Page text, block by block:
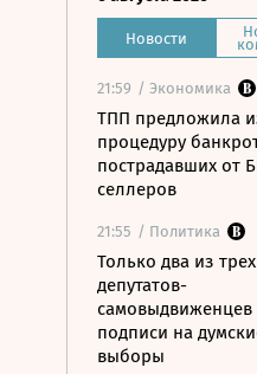
Новости
21:59 / Экономика
ТПП предложила
процедуру
пострадавших от
селлеров
21:55 / Политика
Только два из трех
депутатов-
самовыдвиженцев
подписи на
выборы